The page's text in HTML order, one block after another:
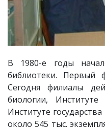
В 1980-е годы
библиотеки. Первый
Сегодня филиалы
биологии,
Институте
около 545 тыс.